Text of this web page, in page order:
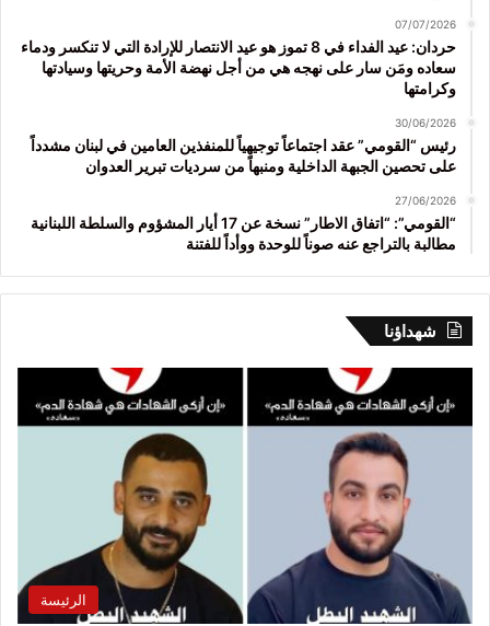
07/07/2026
حردان: عيد الفداء في 8 تموز هو عيد الانتصار للإرادة التي لا تنكسر ودماء
سعاده ومَن سار على نهجه هي من أجل نهضة الأمة وحريتها وسيادتها
وكرامتها
30/06/2026
رئيس “القومي” عقد اجتماعاً توجيهياً للمنفذين العامين في لبنان مشدداً
على تحصين الجبهة الداخلية ومنبهاً من سرديات تبرير العدوان
27/06/2026
“القومي”: “اتفاق الاطار” نسخة عن 17 أيار المشؤوم والسلطة اللبنانية
مطالبة بالتراجع عنه صوناً للوحدة ووأداً للفتنة
شهداؤنا
الرئيسة